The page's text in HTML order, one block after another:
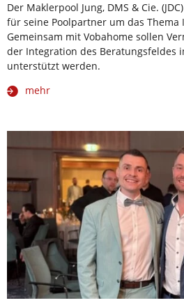
Der Maklerpool Jung, DMS & Cie.
für seine Poolpartner um das
Gemeinsam mit Vobahome sollen
der Integration des Beratungsfeldes
unterstützt werden.
mehr